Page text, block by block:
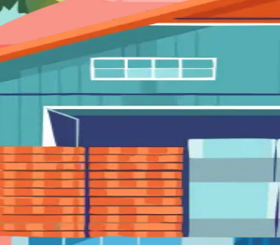
un logisticien ou un professionnel ayant besoin de
Polynésien. Vols réguliers ou affrètements dédiés, nous
publics, les communes, les hôpitaux, les établissements
Nous vous aidons à acheminer vos marchandises là où c’est
locale et engagée.
du transport, de la logistique, de la manutention, du